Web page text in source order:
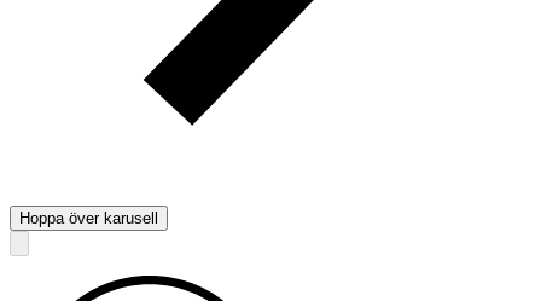
Hoppa över karusell